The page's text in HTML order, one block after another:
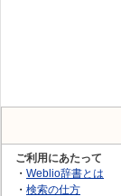
ご利用にあたって
・ Weblio辞書とは
・ 検索の仕方